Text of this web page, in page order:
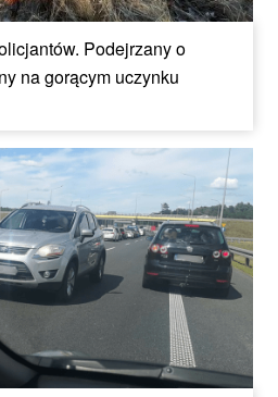
Podejrzany o
na gorącym uczynku